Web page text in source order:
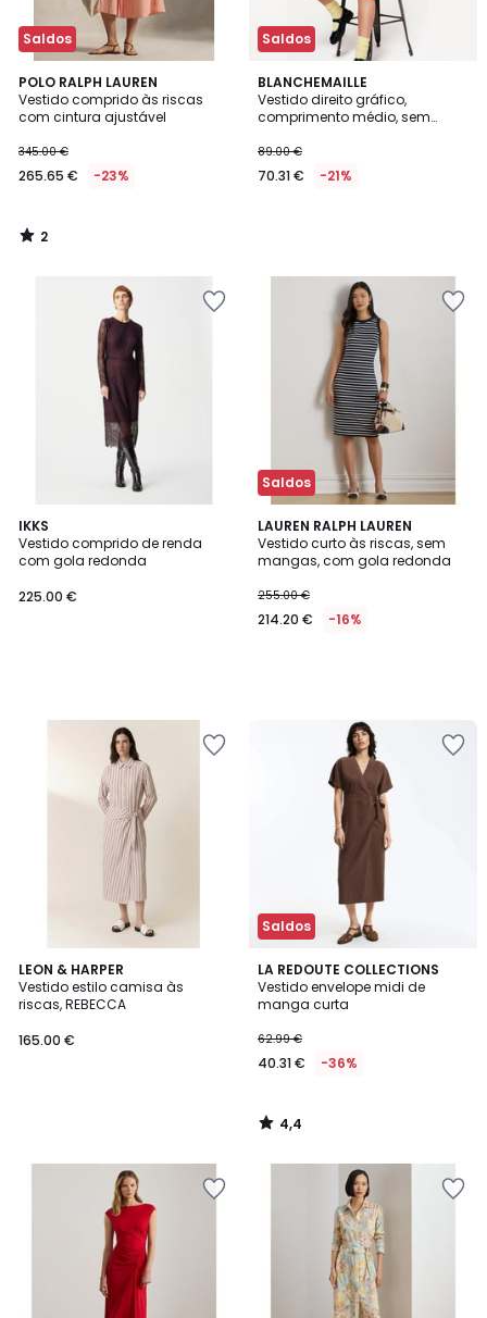
Saldos
POLO RALPH LAUREN
Vestido comprido às riscas
com cintura ajustável
345.00 €
265.65 € -23%
2
/
5
2
/
Saldos
BLANCHEMAILLE
Vestido direito gráfico,
comprimento médio, sem
em V
89.00 €
70.31 € -21%
IKKS
Vestido comprido de renda
com gola redonda
225.00 €
Saldos
LAUREN RALPH LAUREN
Vestido curto às riscas, sem
mangas, com gola redonda
255.00 €
214.20 € -16%
LEON & HARPER
Vestido estilo camisa às
riscas, REBECCA
165.00 €
Saldos
LA REDOUTE COLLECTIONS
Vestido envelope midi de
manga curta
62.99 €
40.31 € -36%
4,4
/ 5
4,4
/